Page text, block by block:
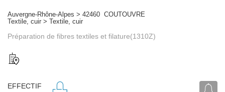
Auvergne-Rhône-Alpes > 42460 COUTOUVRE
Textile, cuir > Textile, cuir
Préparation de fibres textiles et filature(1310Z)
EFFECTIF